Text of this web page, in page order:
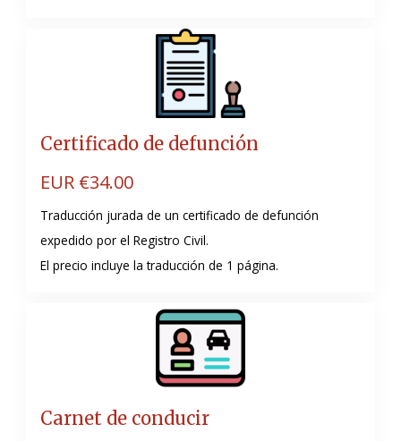
Certificado de defunción
EUR €34.00
Traducción jurada de un certificado de defunción
expedido por el Registro Civil.
El precio incluye la traducción de 1 página.
Carnet de conducir